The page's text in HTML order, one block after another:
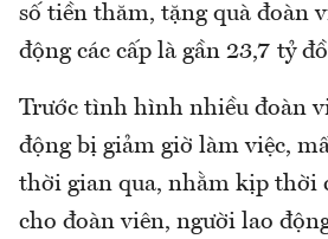
số tiền thăm, tặng quà đoàn
động các cấp là gần 23,7 tỷ
Trước tình hình nhiều đoàn
động bị giảm giờ làm việc,
thời gian qua, nhằm kịp thời
cho đoàn viên, người lao